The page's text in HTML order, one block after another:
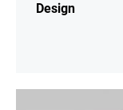
Design